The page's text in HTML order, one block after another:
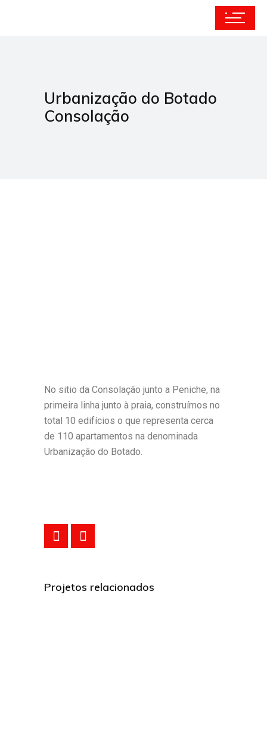
Urbanização do Botado
Consolação
No sitio da Consolação junto a Peniche, na
primeira linha junto à praia, construímos no
total 10 edifícios o que representa cerca
de 110 apartamentos na denominada
Urbanização do Botado.
Projetos relacionados